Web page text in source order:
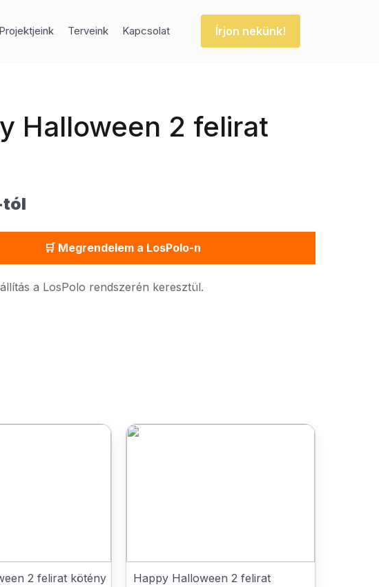
Projektjeink Terveink Kapcsolat Írjon nekünk!
Halloween 2 felirat
tól
🛒 Megrendelem a LosPolo-n
a LosPolo rendszerén keresztül.
2 felirat kötény
Happy Halloween 2 felirat